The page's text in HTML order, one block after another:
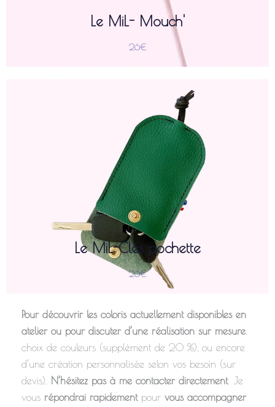
Le MiL- Mouch'
26€
Un allié indispensable, aussi esthétique que pratique.
Le MiL-Clés pochette
26€
MiL-Clés Pochette
(
13 x 8 cm
conçu pour protéger vos effets personnels. Son système
coulissant, par lacet de cuir ou de coton, permet de rétracter
vos clés à l'intérieur de l'étui pour éviter toute rayure sur vos
écrans de téléphone ou tablette.
Confectionné en
cuir de vachette
(différentes finitions), il se
ferme par une pression sécurisée avant d'être glissé dans
votre sac ou votre poche.
Pour découvrir les coloris actuellement disponibles en
atelier ou pour discuter d’une réalisation sur mesure
choix de couleurs (supplément de 20 %), ou encore
d’une création personnalisée selon vos besoin (sur
devis).
N’hésitez pas à me contacter directement. Je
vous répondrai rapidementpour vous accompagner